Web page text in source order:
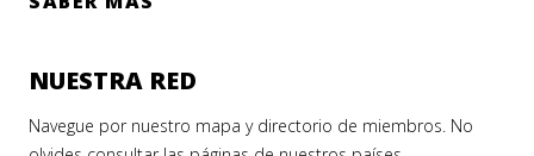
NUESTRA RED
Navegue por nuestro mapa y directorio de miembros. No